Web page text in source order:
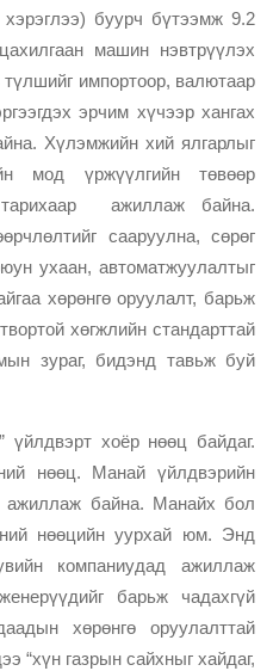
буурч бүтээмж 9.2
машин нэвтрүүлэх
импортоор, валютаар
эрчим хүчээр хангах
Хүлэмжийн хий ялгарлыг
мод үржүүлгийн төвөөр
ажиллаж байна.
сааруулна, сөрөг
ухаан, автоматжуулалтыг
хөрөнгө оруулалт, барьж
хөгжлийн стандарттай
зураг, бидэнд тавьж буй
үйлдвэрт хоёр нөөц байдаг.
нөөц. Манай үйлдвэрийн
байна. Манайх бол
нөөцийн уурхай юм. Энд
компаниудад ажиллаж
барьж чадахгүй
хөрөнгө оруулалттай
“хүн газрын сайхныг хайдаг,